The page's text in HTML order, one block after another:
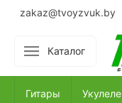
zakaz@tvoyzvuk.by
Каталог
Гитары Укулеле